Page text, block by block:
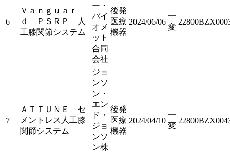
6
Ｖａｎｇｕａｒ
ｄ ＰＳＲＰ 人
工膝関節システム
ー・
バイ
オメ
ット
合同
会社
後発
医療
機器
2024/06/06
一
変
7
ＡＴＴＵＮＥ セ
メントレス人工膝
関節システム
ジョ
ンソ
ン・
エン
ド・
ジョ
ンソ
ン株
後発
医療
機器
2024/04/10
一
変